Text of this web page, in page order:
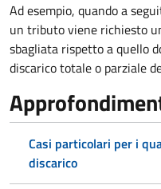
Ad esempio, quando a
un tributo viene richiesto
sbagliata rispetto a quello
discarico totale o parziale
Casi particolari per i
discarico